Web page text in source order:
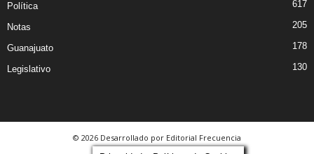
Política 617
Notas 205
Guanajuato 178
Legislativo 130
© 2026 Desarrollado por Editorial Frecuencia